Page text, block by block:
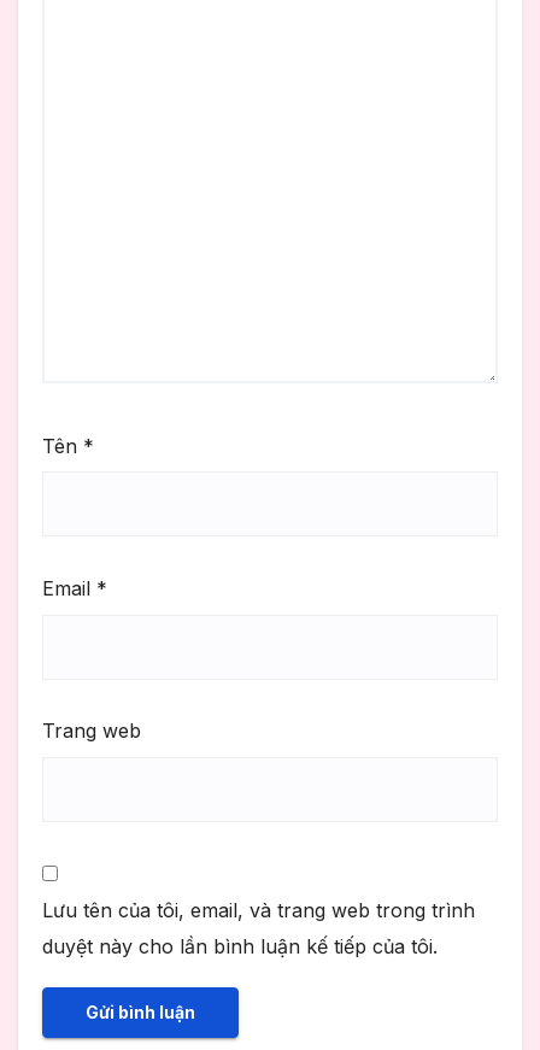
Tên *
Email *
Trang web
Lưu tên của tôi, email, và trang web trong trình
duyệt này cho lần bình luận kế tiếp của tôi.